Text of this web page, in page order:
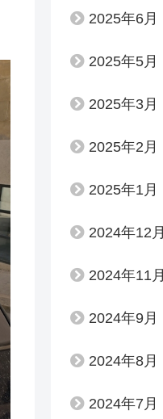
2025年6月
2025年5月
2025年3月
2025年2月
2025年1月
2024年12月
2024年11月
2024年9月
2024年8月
2024年7月